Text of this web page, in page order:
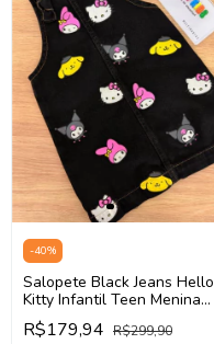
-40%
Salopete Black Jeans Hello
Kitty Infantil Teen Menina
Momi H6865 (Preto)
R$179,94 R$299,90